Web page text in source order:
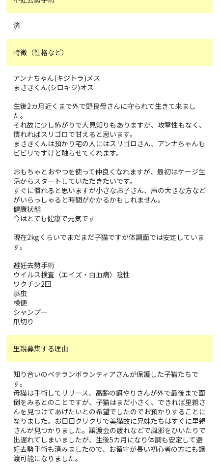
済
特徴（性格など）
アンナちゃん(キジトラ)メス
まさきくん(シロキジ)オス
生後2カ月近くまで外で野良母さんに守られて生きて来まし
た。
それ故に少し怖がりで人見知りもありますが、攻撃性もなく、
慣れればスリゴロで甘えると思います。
まさきくんは預かり宅の人にはスリゴロさん、アンナちゃんも
ビビリですけど触らせてくれます。
おもちゃとおやつを使って仲良くなれますが、最初はケージ生
活からスタートしていただきたいです。
すぐに慣れると思いますが小さなお子さん、声の大きな方など
がいらっしゃると時間がかかるかもしれません。
健康状態
今はとても健康で元気です
現在2kgくらいでまだまだ子猫ですが体調面では安定していま
す。
避妊去勢手術
ウイルス検査（エイズ・白血病）陰性
ワクチン2回
駆虫
検便
シャンプー
爪切り
里親募集する理由
知り合いのベテランボランティアさんが保護した子猫たちで
す。
母猫は手術してリリース、高齢の餌やりさんが外で最後まで面
倒をみるとのことですが、子猫はまだ小さく、できれば里親さ
んを見つけてあげたいとの希望でしたのでお預かりすることに
なりました。お目目クリクリで美猫故に兄妹たちはすぐに里親
さんが見つかりました。譲渡会の疲れなどで風邪をひいたりで
出遅れてしまいましたが、生後5カ月になり体調も安定して避
妊去勢手術も済みましたので、お留守が長い初心者の方にも譲
渡可能になりました。